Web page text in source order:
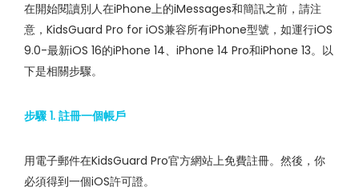
在開始閱讀別人在iPhone上的iMessages和簡訊之前，請注
意，KidsGuard Pro for iOS兼容所有iPhone型號，如運行iOS
9.0-最新iOS 16的iPhone 14、iPhone 14 Pro和iPhone 13。以
下是相關步驟。
步驟 1. 註冊一個帳戶
用電子郵件在KidsGuard Pro官方網站上免費註冊。然後，你
必須得到一個iOS許可證。